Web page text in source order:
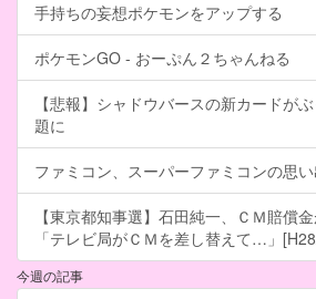
手持ちの妄想ポケモンをアップする
ポケモンGO - おーぷん２ちゃんねる
【悲報】シャドウバースの新カードが
題に
ファミコン、スーパーファミコンの思い
【東京都知事選】石田純一、ＣＭ賠償
「テレビ局がＣＭを差し替えて…」
今週の記事